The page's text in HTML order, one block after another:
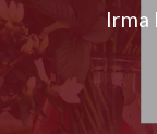
Irma